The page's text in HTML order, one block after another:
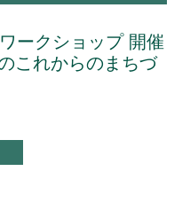
ークショップ 開催
これからのまちづ